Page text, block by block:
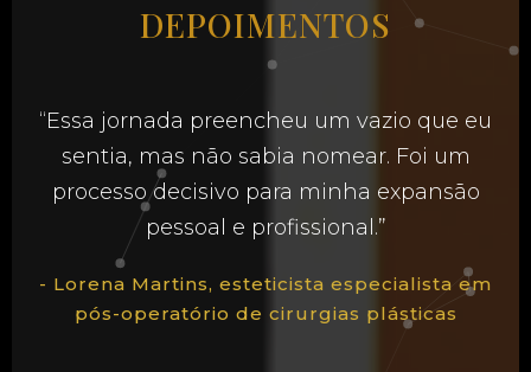
DEPOIMENTOS
“Essa jornada preencheu um vazio que eu
sentia, mas não sabia nomear. Foi um
processo decisivo para minha expansão
pessoal e profissional.”
- Lorena Martins, esteticista especialista em
pós-operatório de cirurgias plásticas